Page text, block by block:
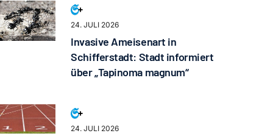
24. JULI 2026
Invasive Ameisenart in
Schifferstadt: Stadt informiert
über „Tapinoma magnum“
24. JULI 2026